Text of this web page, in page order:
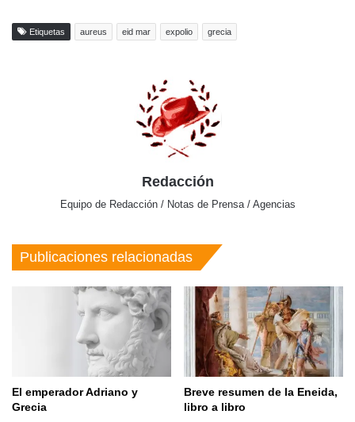
Etiquetas aureus eid mar expolio grecia
Redacción
Equipo de Redacción / Notas de Prensa / Agencias
Publicaciones relacionadas
El emperador Adriano y
Grecia
Breve resumen de la Eneida,
libro a libro